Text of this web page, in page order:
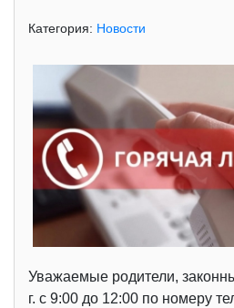
Категория: Новости
Уважаемые родители,
г. с 9:00 до 12:00 по номеру